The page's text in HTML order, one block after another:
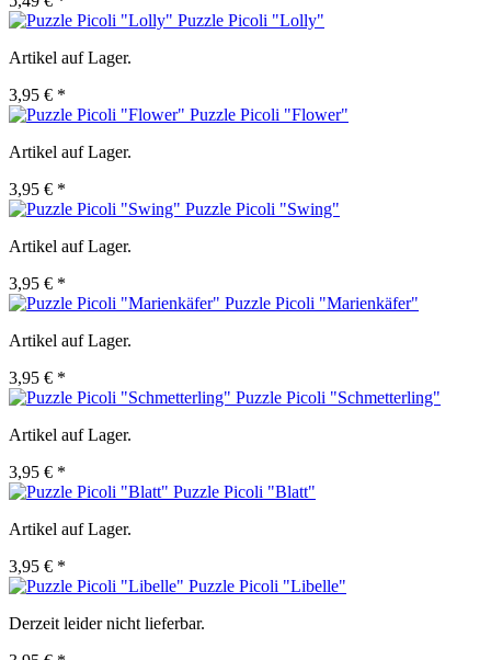
Puzzle Picoli "Lolly"
Artikel auf Lager.
3,95 € *
Puzzle Picoli "Flower"
Artikel auf Lager.
3,95 € *
Puzzle Picoli "Swing"
Artikel auf Lager.
3,95 € *
Puzzle Picoli "Marienkäfer"
Artikel auf Lager.
3,95 € *
Puzzle Picoli "Schmetterling"
Artikel auf Lager.
3,95 € *
Puzzle Picoli "Blatt"
Artikel auf Lager.
3,95 € *
Puzzle Picoli "Libelle"
Derzeit leider nicht lieferbar.